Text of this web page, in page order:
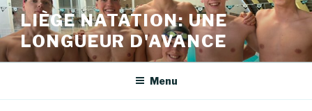
Aller
au
contenu
principal
LIÈGE NATATION: UNE
LONGUEUR D'AVANCE
Menu